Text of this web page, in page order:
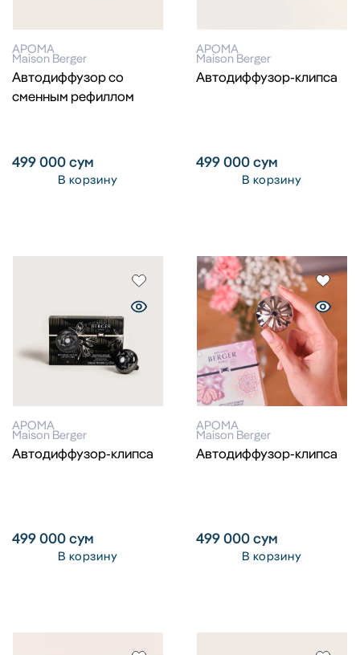
АРОМА
Maison Berger
Автодиффузор со
сменным рефиллом
499 000сум
В корзину
АРОМА
Maison Berger
Автодиффузор-клипса
499 000сум
В корзину
АРОМА
Maison Berger
Автодиффузор-клипса
499 000сум
В корзину
АРОМА
Maison Berger
Автодиффузор-клипса
499 000сум
В корзину